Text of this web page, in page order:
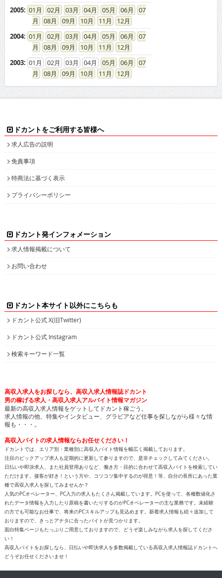
2005: 01 02 03 04 05 06
07
08
09 10 11
12
2004: 01 02 03 04 05 06
07
08
09 10 11
12
2003: 01 02 03 04 05 06
07
08
09 10 11 12
ドカントをご利用する皆様へ
求人広告の説明
免責事項
特商法に基づく表示
プライバシーポリシー
ドカント発インフォメーション
求人情報掲載について
お問い合わせ
ドカント本サイト以外にこちらも
ドカント公式 X(旧Twitter)
ドカント公式 Instagram
検索キーワード一覧
高収入求人をお探しなら、高収入求人情報誌ドカント
男の稼げる求人・高収入求人アルバイト情報マガジン
最新の高収入求人情報をゲットしてドカント稼ごう。
求人情報の他、特集やインタビュー、グラビアなど仕事を探しながら様々な情
報も・・・。
高収入バイトの求人情報ならお任せください！
ドカントでは、エリア別・業種別に高収入バイト情報を幅広く掲載しております。
注目のピックアップ求人も定期的に更新して参りますので、是非チェックしてみてください。
日払いや即決求人、また社員登用ありなど、働き方・目的に合わせて高収入バイトを検索してい
ただけます。接客が好き！という方や、コツコツ集中するのが得意！等、自分の長所にあった業
種で高収入求人を探してみませんか？
人気のPCオペレーター、PC入力の求人もたくさん掲載しています。PCを使って、各種数値化さ
れたデータ情報を入力したり原稿を書いたりするのがPCオペレーターの主な業務です。未経験
の方でも可能なお仕事で、将来のPCスキルアップも見込めます。新着求人情報も続々追加して
おりますので、きっとアナタに合ったバイトが見つかります。
面白特集ページもたっぷりご用意しておりますので、どうぞ楽しみながら求人を探してくださ
い！
高収入バイトをお探しなら、日払いや即決求人を多数掲載している高収入求人情報誌ドカントへ
どうぞお任せくださいませ！